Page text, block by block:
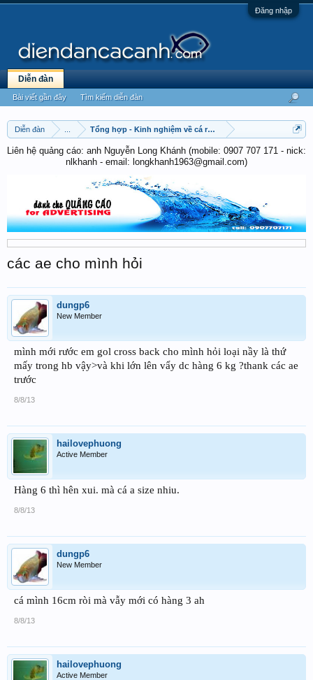
Đăng nhập
Diễn đàn Tổng hợp - Kinh nghiệm về cá rồng
Liên hệ quảng cáo: anh Nguyễn Long Khánh (mobile: 0907 707 171 - nick:
nlkhanh - email: longkhanh1963@gmail.com)
các ae cho mình hỏi
dungp6
New Member
mình mới rước em gol cross back cho mình hỏi loại nầy là thứ
mấy trong hb vậy>và khi lớn lên vẩy dc hàng 6 kg ?thank các ae
trước
8/8/13
hailovephuong
Active Member
Hàng 6 thì hên xui. mà cá a size nhiu.
8/8/13
dungp6
New Member
cá mình 16cm ròi mà vẫy mới có hàng 3 ah
8/8/13
hailovephuong
Active Member
Diễn đàn
Bài viết gần đây Tìm kiếm diễn đàn